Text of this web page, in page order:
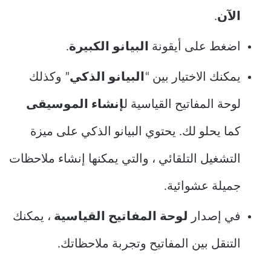
الآن.
اضغط على أيقونة البيانو الكبيرة.
يمكنك الاختيار بين “البيانو الذكي” وكذلك
لوحة المفاتيح القياسية لإنشاء الموسيقى
كما يحلو لك. يحتوي البيانو الذكي على ميزة
التشغيل التلقائي ، والتي يمكنها إنشاء ملاحظات
جميلة عشوائية.
في إصدار لوحة المفاتيح القياسية ، يمكنك
التنقل بين المفاتيح وتجربة ملاحظاتك.